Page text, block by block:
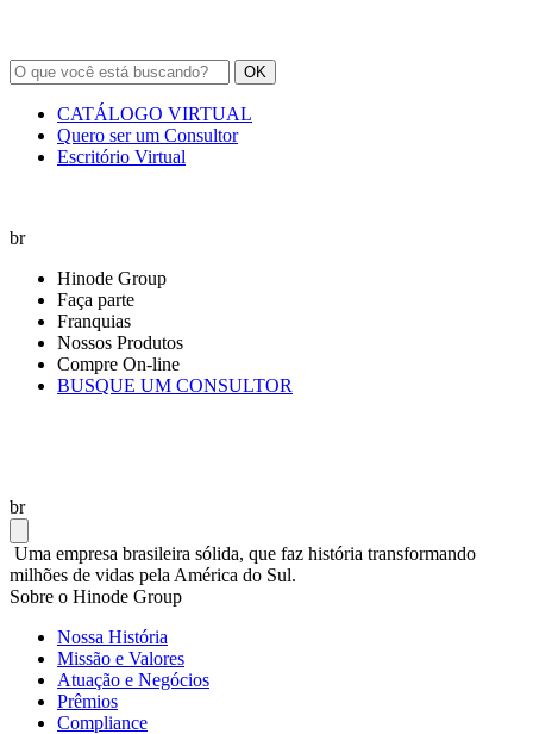
OK
CATÁLOGO VIRTUAL
Quero ser um Consultor
Escritório Virtual
br
Hinode Group
Faça parte
Franquias
Nossos Produtos
Compre On-line
BUSQUE UM CONSULTOR
br
Uma empresa brasileira sólida, que faz história transformando
milhões de vidas pela América do Sul.
Sobre o Hinode Group
Nossa História
Missão e Valores
Atuação e Negócios
Prêmios
Compliance